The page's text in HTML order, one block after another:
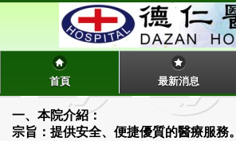
首頁 最新消息
一、本院介紹：
宗旨：提供安全、便捷優質的醫療服務。